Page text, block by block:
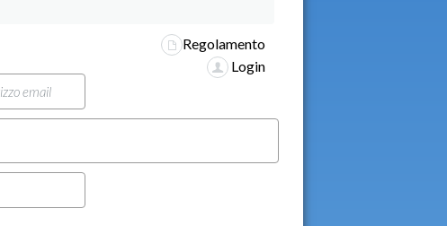
Regolamento
Login